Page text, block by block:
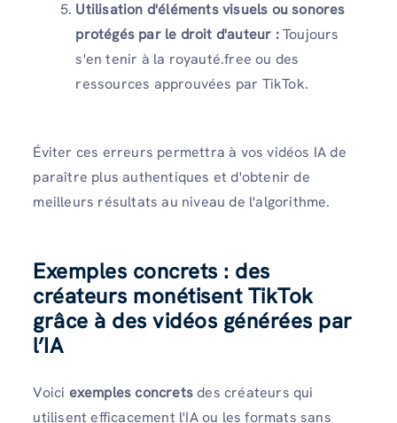
Utilisation d'éléments visuels ou sonores
protégés par le droit d'auteur :Toujours
s'en tenir à la royauté.free ou des
ressources approuvées par TikTok.
Éviter ces erreurs permettra à vos vidéos IA de
paraître plus authentiques et d'obtenir de
meilleurs résultats au niveau de l'algorithme.
Exemples concrets : des
créateurs monétisent TikTok
grâce à des vidéos générées par
l’IA
Voici exemples concretsdes créateurs qui
utilisent efficacement l'IA ou les formats sans